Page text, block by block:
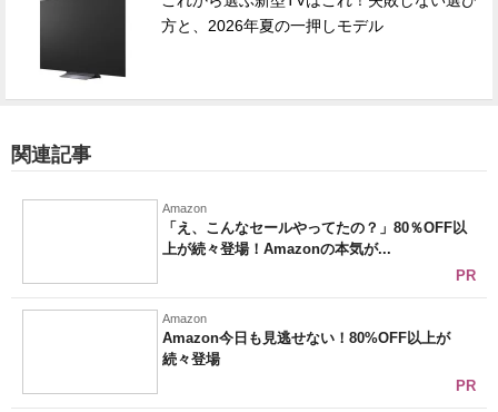
方と、2026年夏の一押しモデル
関連記事
Amazon
「え、こんなセールやってたの？」80％OFF以
上が続々登場！Amazonの本気が...
PR
Amazon
Amazon今日も見逃せない！80%OFF以上が
続々登場
PR